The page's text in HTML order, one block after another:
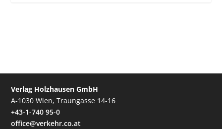
Verlag Holzhausen GmbH
A-1030 Wien, Traungasse 14-16
+43-1-740 95-0
office@verkehr.co.at